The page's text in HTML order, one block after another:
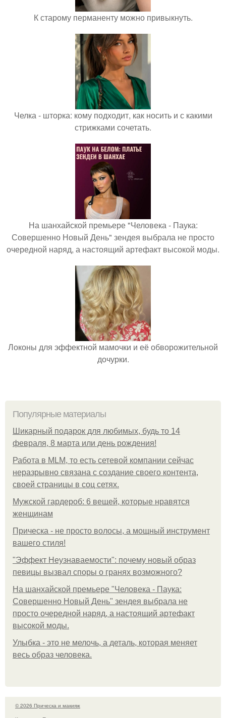
К старому перманенту можно привыкнуть.
Челка - шторка: кому подходит, как носить и с какими
стрижками сочетать.
На шанхайской премьере "Человека - Паука:
Совершенно Новый День" зендея выбрала не просто
очередной наряд, а настоящий артефакт высокой моды.
Локоны для эффектной мамочки и её обворожительной
дочурки.
Популярные материалы
Шикарный подарок для любимых, будь то 14
февраля, 8 марта или день рождения!
Работа в MLM, то есть сетевой компании сейчас
неразрывно связана с создание своего контента,
своей страницы в соц сетях.
Мужской гардероб: 6 вещей, которые нравятся
женщинам
Прическа - не просто волосы, а мощный инструмент
вашего стиля!
"Эффект Неузнаваемости": почему новый образ
певицы вызвал споры о гранях возможного?
На шанхайской премьере "Человека - Паука:
Совершенно Новый День" зендея выбрала не
просто очередной наряд, а настоящий артефакт
высокой моды.
Улыбка - это не мелочь, а деталь, которая меняет
весь образ человека.
© 2026 Прическа и макияж